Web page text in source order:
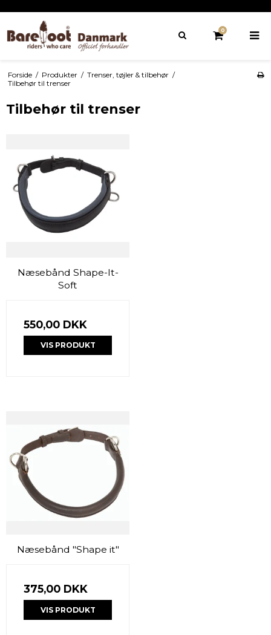
0
Forside / Produkter / Trenser, tøjler & tilbehør /
Tilbehør til trenser
Tilbehør til trenser
Næsebånd Shape-It-
Soft
550,00 DKK
VIS PRODUKT
Næsebånd "Shape it"
375,00 DKK
VIS PRODUKT